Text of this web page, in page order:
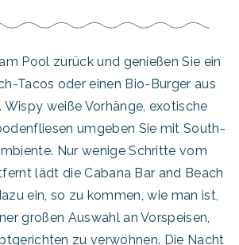
Pool zurück und genießen Sie ein
Tacos oder einen Bio-Burger aus
Wispy weiße Vorhänge, exotische
umgeben Sie mit South-
Nur wenige Schritte vom
lädt die Cabana Bar and Beach
ein, so zu kommen, wie man ist,
großen Auswahl an Vorspeisen,
zu verwöhnen. Die Nacht